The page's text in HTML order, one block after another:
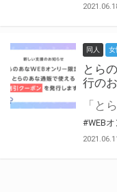
同人 女
とら
行の
#WEB
2021.06.11